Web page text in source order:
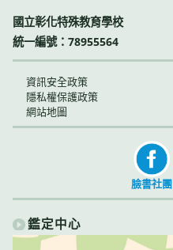
國立彰化特殊教育學校
統一編號：78955564
資訊安全政策
隱私權保護政策
網站地圖
臉書社團
鑑定中心